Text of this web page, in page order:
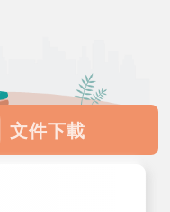
文件下載